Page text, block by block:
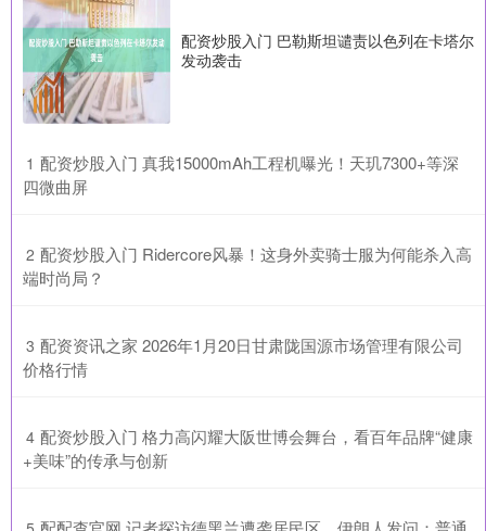
配资炒股入门 巴勒斯坦谴责以色列在卡塔尔
发动袭击
1 ​配资炒股入门 真我15000mAh工程机曝光！天玑7300+等深
四微曲屏
2 ​配资炒股入门 Ridercore风暴！这身外卖骑士服为何能杀入高
端时尚局？
3 ​配资资讯之家 2026年1月20日甘肃陇国源市场管理有限公司
价格行情
4 ​配资炒股入门 格力高闪耀大阪世博会舞台，看百年品牌“健康
+美味”的传承与创新